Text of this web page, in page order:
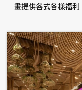
市場區隔：ITS 交
Amazon Web
的雲端服務，透過
市場區隔：嵌入式
研華秉持實現智慧
算元件及完整平台。
市場區隔：公共安
量
Accenture 能讓組
分區：公共安全與
AHEAD 設計自訂
善 IT 營運，加速技
段落：公共安全與
Eviden 引領永續的
全，並協助客戶及
畫提供各式各樣福利